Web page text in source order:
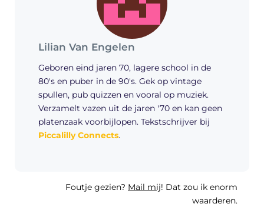
Lilian Van Engelen
Geboren eind jaren 70, lagere school in de
80's en puber in de 90's. Gek op vintage
spullen, pub quizzen en vooral op muziek.
Verzamelt vazen uit de jaren '70 en kan geen
platenzaak voorbijlopen. Tekstschrijver bij
Piccalilly Connects.
Foutje gezien? Mail mij! Dat zou ik enorm
waarderen.